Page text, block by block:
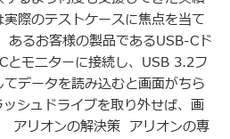
際のテストケースに焦点を当て
るお客様の製品であるUSB-Cド
とモニターに接続し、USB 3.2フ
データを読み込むと画面がちら
シュドライブを取り外せば、画
アリオンの解決策 アリオンの専